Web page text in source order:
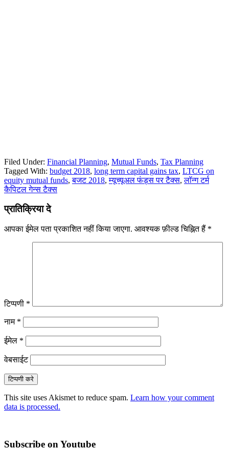
Filed Under: Financial Planning, Mutual Funds, Tax Planning
Tagged With: budget 2018, long term capital gains tax, LTCG on
equity mutual funds,बजट 2018,म्यूच्यूअल फंड्स पर टैक्स,लॉन्ग टर्म
कैपिटल गेन्स टैक्स
Reader
Interactions
प्रातिक्रिया दे
आपका ईमेल पता प्रकाशित नहीं किया जाएगा. आवश्यक फ़ील्ड चिह्नित हैं *
टिप्पणी *
नाम *
ईमेल *
वेबसाईट
This site uses Akismet to reduce spam. Learn how your comment
data is processed.
Sidebar
Subscribe on Youtube